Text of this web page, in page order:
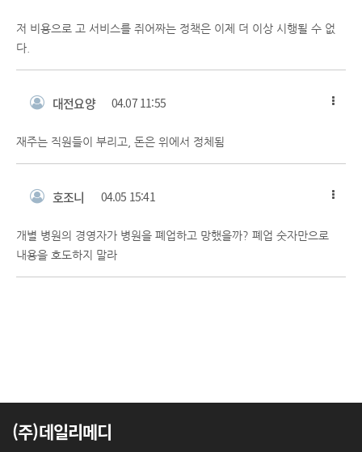
저 비용으로 고 서비스를 쥐어짜는 정책은 이제 더 이상 시행될 수 없
다.
대전요양 04.07 11:55
재주는 직원들이 부리고, 돈은 위에서 정체됨
호조니 04.05 15:41
개별 병원의 경영자가 병원을 폐업하고 망했을까? 폐업 숫자만으로
내용을 호도하지 말라
(주)데일리메디